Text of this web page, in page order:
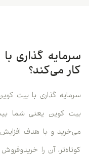
سرمایه‌ گذاری
کار می‌کند؟
سرمایه گذاری با بیت
بیت کوین یعنی شما
می‌خرید و با هدف افزایش
کوتاه‌تر، آن را